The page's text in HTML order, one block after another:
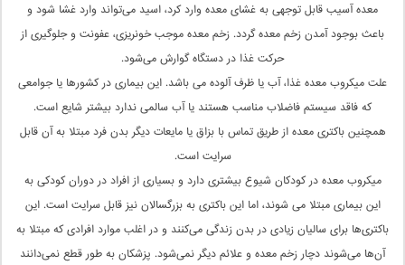
معده آسیب قابل توجهی به غشای معده وارد کرد، اسید می‌تواند وارد غشا شود و
باعث بوجود آمدن زخم معده گردد. زخم معده موجب خونریزی، عفونت و جلوگیری از
حرکت غذا در دستگاه گوارش می‌شود.
علت میکروب معده غذا، آب یا ظرف آلوده می باشد. این بیماری در کشورها یا جوامعی
که فاقد سیستم فاضلاب مناسب هستند یا آب سالمی ندارد بیشتر شایع است.
همچنین باکتری معده از طریق تماس با بزاق یا مایعات دیگر بدن فرد مبتلا به آن قابل
سرایت است.
میکروب معده در کودکان شیوع بیشتری دارد و بسیاری از افراد در دوران کودکی به
این بیماری مبتلا می شوند، اما این باکتری به بزرگسالان نیز قابل سرایت است. این
باکتری‌ها برای سالیان زیادی در بدن زندگی می‌کنند و در اغلب موارد افرادی که مبتلا به
آن‌ها می‌شوند دچار زخم معده و علائم دیگر نمی‌شود. پزشکان به طور قطع نمی‌دانند